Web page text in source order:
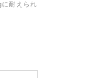
耐えられ